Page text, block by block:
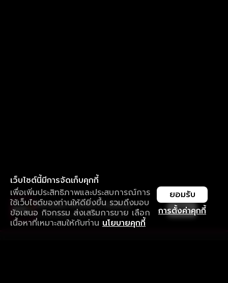
เว็บไซต์นี้มีการจัดเก็บคุกกี้
เพื่อเพิ่มประสิทธิภาพและประสบการณ์การ
ใช้เว็บไซต์ของท่านให้ดียิ่งขึ้น รวมถึงมอบ
ข้อเสนอ กิจกรรม ส่งเสริมการขาย เลือก
เนื้อหาที่เหมาะสมให้กับท่าน นโยบายคุกกี้
การตั้งค่าคุกกี้
ยอมรับ
ใช้งานแอป ลื่นไหลกว่า ไม่มีสะดุด
ดาวน์โหลดแอปเพื่อการรับชมที่ดีกว่า เปิด